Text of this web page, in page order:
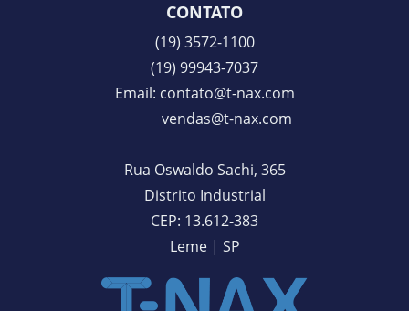
CONTATO
(19) 3572-1100
(19) 99943-7037
Email: contato@t-nax.com
vendas@t-nax.com
Rua Oswaldo Sachi, 365
Distrito Industrial
CEP: 13.612-383
Leme | SP